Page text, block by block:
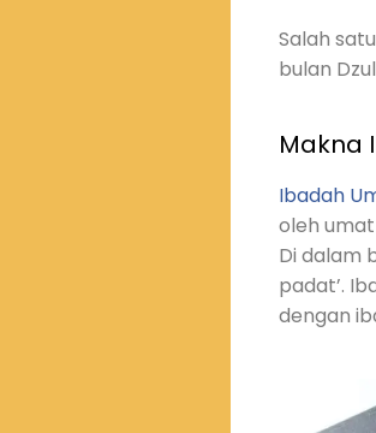
Salah
bulan
Makna
Ibadah
oleh
Di dalam
padat’.
dengan